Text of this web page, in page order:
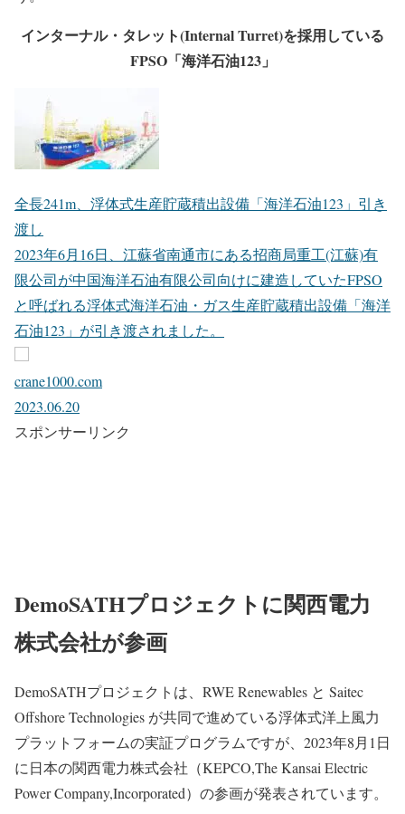
インターナル・タレット(Internal Turret)を採用している
FPSO「海洋石油123」
全長241m、浮体式生産貯蔵積出設備「海洋石油123」引き
渡し
2023年6月16日、江蘇省南通市にある招商局重工(江蘇)有
限公司が中国海洋石油有限公司向けに建造していたFPSO
と呼ばれる浮体式海洋石油・ガス生産貯蔵積出設備「海洋
石油123」が引き渡されました。
crane1000.com
2023.06.20
スポンサーリンク
DemoSATHプロジェクトに関西電力
株式会社が参画
DemoSATHプロジェクトは、RWE Renewables と Saitec
Offshore Technologies が共同で進めている浮体式洋上風力
プラットフォームの実証プログラムですが、2023年8月1日
に日本の関西電力株式会社（KEPCO,The Kansai Electric
Power Company,Incorporated）の参画が発表されています。